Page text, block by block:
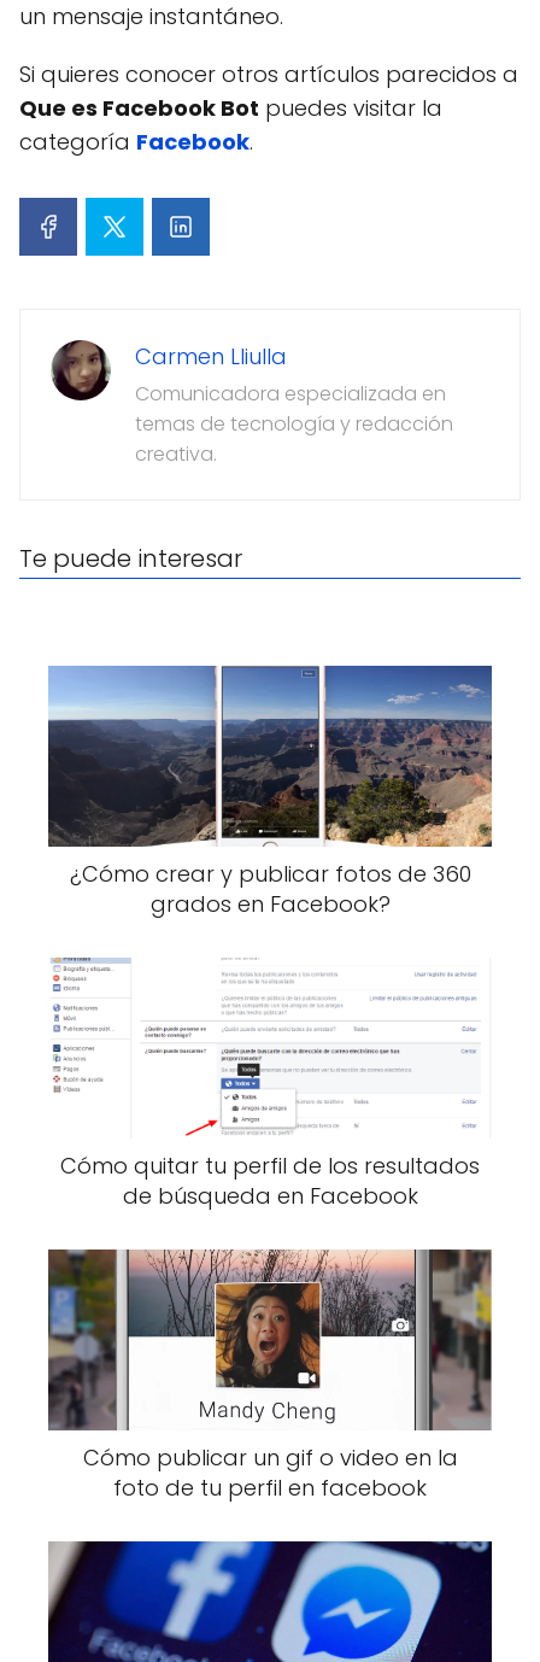
un mensaje instantáneo.
Si quieres conocer otros artículos parecidos a
Que es Facebook Bot puedes visitar la
categoría Facebook.
Carmen Lliulla
Comunicadora especializada en
temas de tecnología y redacción
creativa.
Te puede interesar
¿Cómo crear y publicar fotos de 360
grados en Facebook?
Cómo quitar tu perfil de los resultados
de búsqueda en Facebook
Cómo publicar un gif o video en la
foto de tu perfil en facebook